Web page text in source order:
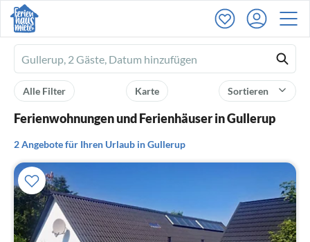
Ferienhausmiete
logo
Sortieren
Karte
Alle Filter
Ferienwohnungen und Ferienhäuser in Gullerup
2 Angebote für Ihren Urlaub in Gullerup